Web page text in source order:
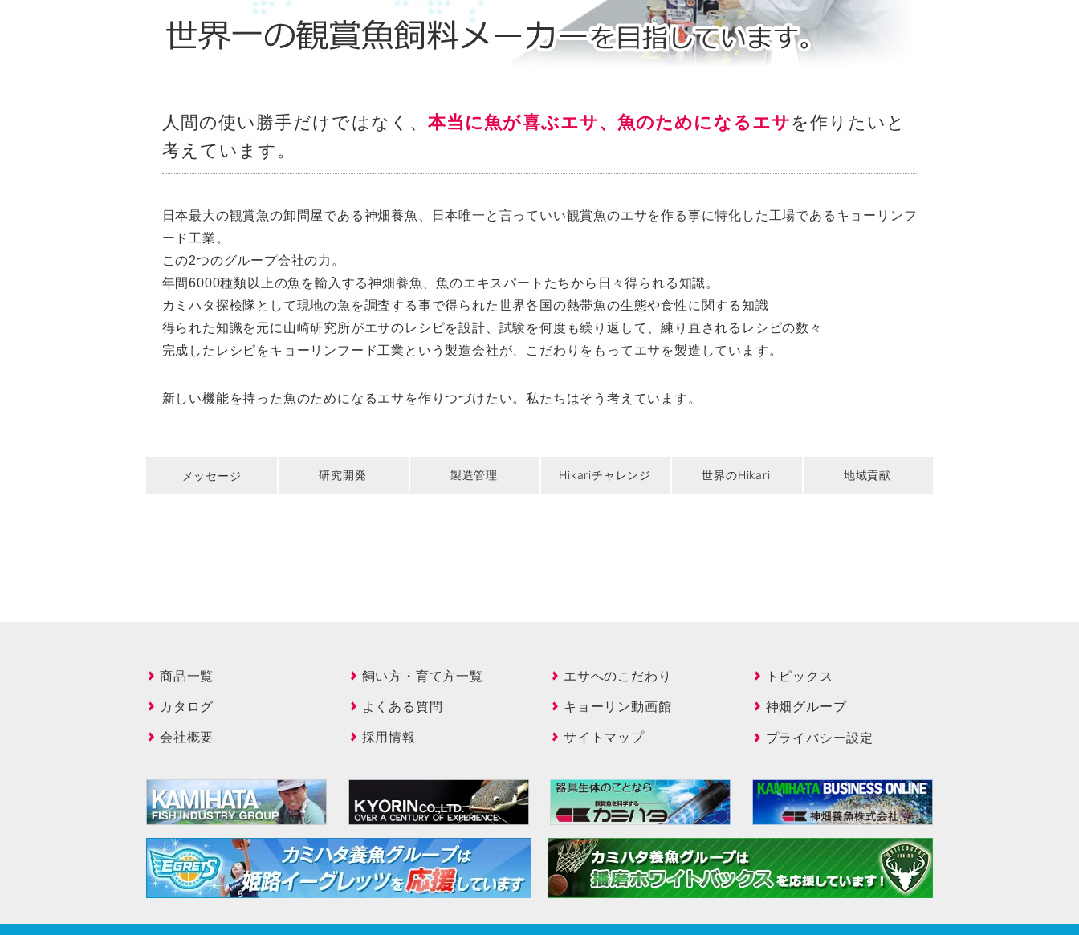
人間の使い勝手だけではなく、 本当に魚が喜ぶエサ、魚のためになるエサを作りたいと
考えています。
日本最大の観賞魚の卸問屋である神畑養魚、日本唯一と言っていい観賞魚のエサを作る事に特化した工場であるキョーリンフ
ード工業。
この2つのグループ会社の力。
年間6000種類以上の魚を輸入する神畑養魚、魚のエキスパートたちから日々得られる知識。
カミハタ探検隊として現地の魚を調査する事で得られた世界各国の熱帯魚の生態や食性に関する知識
得られた知識を元に山崎研究所がエサのレシピを設計、試験を何度も繰り返して、練り直されるレシピの数々
完成したレシピをキョーリンフード工業という製造会社が、こだわりをもってエサを製造しています。
新しい機能を持った魚のためになるエサを作りつづけたい。私たちはそう考えています。
メッセージ 研究開発 製造管理 Hikariチャレンジ 世界のHikari 地域貢献
商品一覧 飼い方・育て方一覧 エサへのこだわり
トピックス
カタログ
よくある質問 キョーリン動画館
神畑グループ
会社概要
採用情報 サイトマップ プライバシー設定